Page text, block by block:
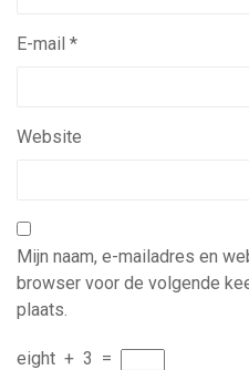
E-mail *
Website
Mijn naam, e-mailadres en
browser voor de volgende
plaats.
eight + 3 =